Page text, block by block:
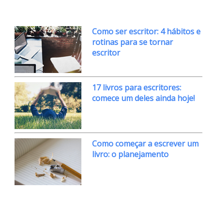
Como ser escritor: 4 hábitos e
rotinas para se tornar
escritor
17 livros para escritores:
comece um deles ainda hoje!
Como começar a escrever um
livro: o planejamento